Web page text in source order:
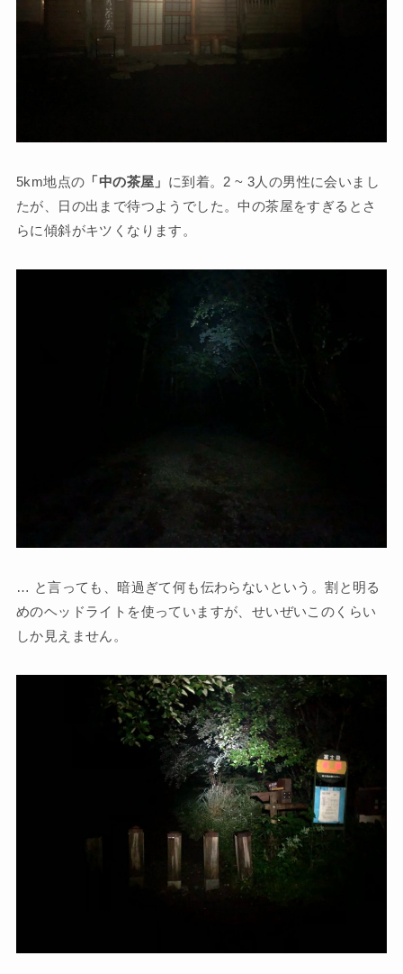
5km地点の 「中の茶屋」 に到着。2 ~ 3人の男性に会いまし
たが、日の出まで待つようでした。中の茶屋をすぎるとさ
らに傾斜がキツくなります。
… と言っても、暗過ぎて何も伝わらないという。割と明る
めのヘッドライトを使っていますが、せいぜいこのくらい
しか見えません。